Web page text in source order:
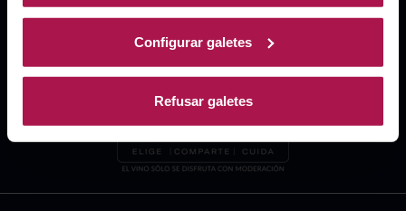
Configurar galetes
Refusar galetes